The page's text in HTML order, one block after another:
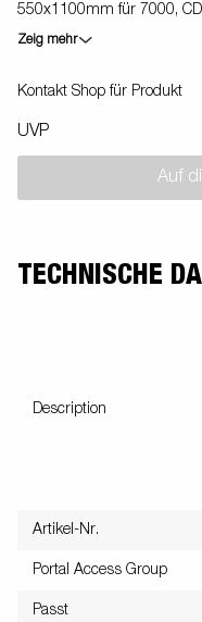
550x1100mm für 7000,
Anhänger
Zeig mehr
Kontakt Shop für Produkt
UVP
Auf
TECHNISCHE
Description
Artikel-Nr.
Portal Access Group
Passt